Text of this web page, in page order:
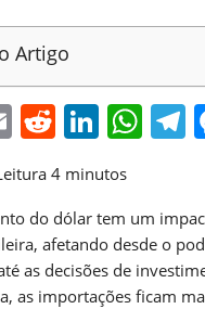
Artigo
EmailReddit
4 minutos
do dólar tem um
afetando desde o
as decisões de
as importações ficam